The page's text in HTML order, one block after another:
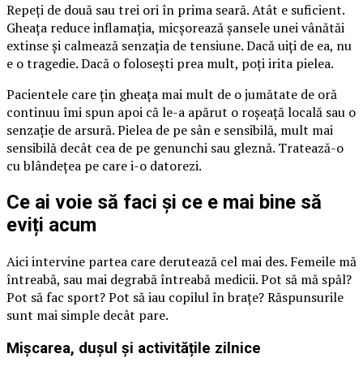
Repeți de două sau trei ori în prima seară. Atât e suficient.
Gheața reduce inflamația, micșorează șansele unei vânătăi
extinse și calmează senzația de tensiune. Dacă uiți de ea, nu
e o tragedie. Dacă o folosești prea mult, poți irita pielea.
Pacientele care țin gheața mai mult de o jumătate de oră
continuu îmi spun apoi că le-a apărut o roșeață locală sau o
senzație de arsură. Pielea de pe sân e sensibilă, mult mai
sensibilă decât cea de pe genunchi sau gleznă. Tratează-o
cu blândețea pe care i-o datorezi.
Ce ai voie să faci și ce e mai bine să
eviți acum
Aici intervine partea care derutează cel mai des. Femeile mă
întreabă, sau mai degrabă întreabă medicii. Pot să mă spăl?
Pot să fac sport? Pot să iau copilul în brațe? Răspunsurile
sunt mai simple decât pare.
Mișcarea, dușul și activitățile zilnice